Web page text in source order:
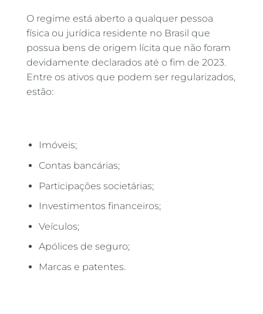
O regime está aberto a qualquer pessoa
física ou jurídica residente no Brasil que
possua bens de origem lícita que não foram
devidamente declarados até o fim de 2023.
Entre os ativos que podem ser regularizados,
estão:
Imóveis;
Contas bancárias;
Participações societárias;
Investimentos financeiros;
Veículos;
Apólices de seguro;
Marcas e patentes.